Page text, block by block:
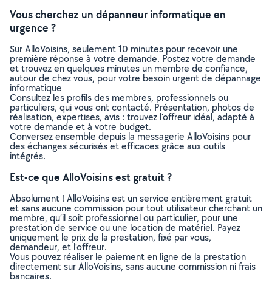
Vous cherchez un dépanneur informatique en
urgence ?
Sur AlloVoisins, seulement 10 minutes pour recevoir une
première réponse à votre demande. Postez votre demande
et trouvez en quelques minutes un membre de confiance,
autour de chez vous, pour votre besoin urgent de dépannage
informatique
Consultez les profils des membres, professionnels ou
particuliers, qui vous ont contacté. Présentation, photos de
réalisation, expertises, avis : trouvez l'offreur idéal, adapté à
votre demande et à votre budget.
Conversez ensemble depuis la messagerie AlloVoisins pour
des échanges sécurisés et efficaces grâce aux outils
intégrés.
Est-ce que AlloVoisins est gratuit ?
Absolument ! AlloVoisins est un service entièrement gratuit
et sans aucune commission pour tout utilisateur cherchant un
membre, qu’il soit professionnel ou particulier, pour une
prestation de service ou une location de matériel. Payez
uniquement le prix de la prestation, fixé par vous,
demandeur, et l’offreur.
Vous pouvez réaliser le paiement en ligne de la prestation
directement sur AlloVoisins, sans aucune commission ni frais
bancaires.